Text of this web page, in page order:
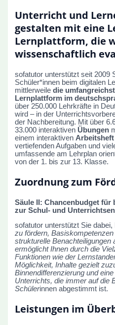
Unterricht und
gestalten mit eine
Lernplattform, die
wissenschaftlich
sofatutor unterstützt seit 2009
Schüler*innen beim digitalen
mittlerweiledie
Lernplattform im
über 250.000 Lehrkräfte in
wird – in der
der Nachbereitung. Mit über
33.000 interaktiven Übungen
einem interaktiven Arbeitsheft
vertiefenden Aufgaben und
umfassende am Lehrplan
von der 1. bis zur 13. Klasse.
Zuordnung zum
Säule II: Chancenbudget für
zur Schul- und
sofatutor unterstützt Sie dabei,
zu fördern,
strukturelle Benachteiligungen
ermöglicht Ihnen durch die
Funktionen wie der
Möglichkeit, Inhalte gezielt
Binnendifferenzierung und
Unterrichts, die immer auf die
Schülerinnen abgestimmt ist.
Leistungen im